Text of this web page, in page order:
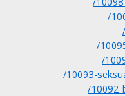
/
/
/
/10093-
/